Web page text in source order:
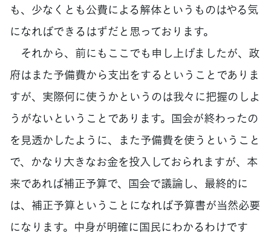
も、少なくとも公費による解体というものはやる気
になればできるはずだと思っております。
それから、前にもここでも申し上げましたが、政
府はまた予備費から支出をするということでありま
すが、実際何に使うかというのは我々に把握のしよ
うがないということであります。国会が終わったの
を見透かしたように、また予備費を使うということ
で、かなり大きなお金を投入しておられますが、本
来であれば補正予算で、国会で議論し、最終的に
は、補正予算ということになれば予算書が当然必要
になります。中身が明確に国民にわかるわけです